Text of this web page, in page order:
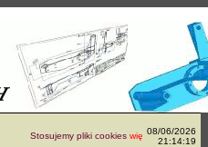
Stosujemy pliki cookieswięcej...08/06/2026
21:14:19